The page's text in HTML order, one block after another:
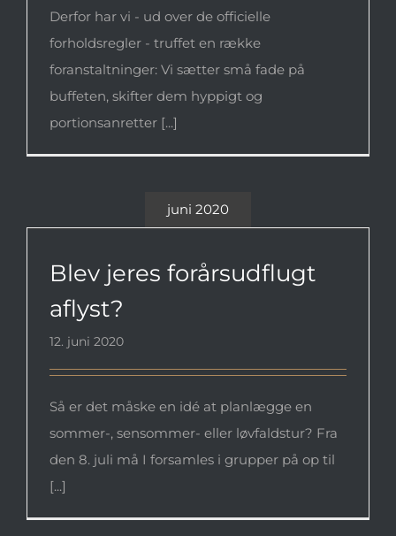
Derfor har vi - ud over de officielle
forholdsregler - truffet en række
foranstaltninger: Vi sætter små fade på
buffeten, skifter dem hyppigt og
portionsanretter [...]
juni 2020
Blev jeres forårsudflugt aflyst?
Blev jeres forårsudflugt
aflyst?
12. juni 2020
Så er det måske en idé at planlægge en
sommer-, sensommer- eller løvfaldstur? Fra
den 8. juli må I forsamles i grupper på op til
[...]